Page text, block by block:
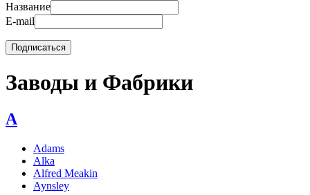
Название
E-mail
Заводы и Фабрики
A
Adams
Alka
Alfred Meakin
Aynsley